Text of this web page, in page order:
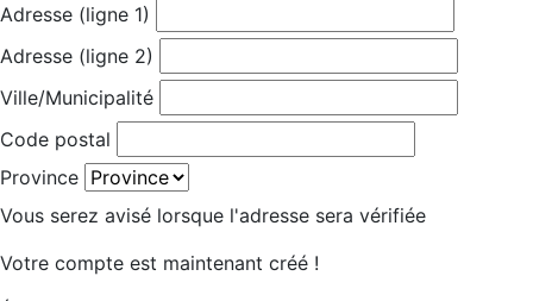
Adresse (ligne 1)
Adresse (ligne 2)
Ville/Municipalité
Code postal
Province
Vous serez avisé lorsque l'adresse sera vérifiée
Votre compte est maintenant créé !